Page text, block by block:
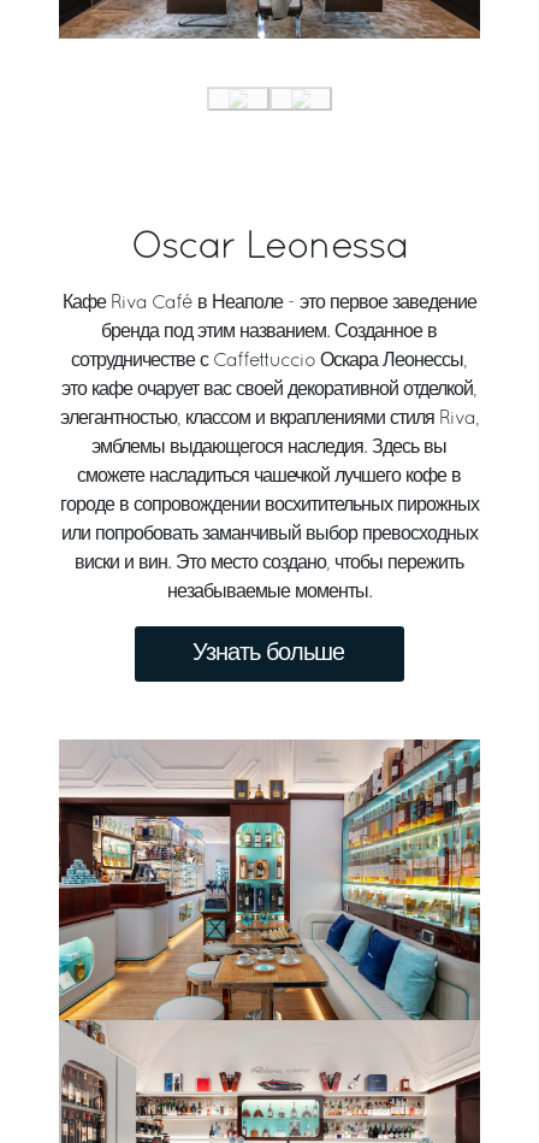
Oscar Leonessa
Кафе Riva Café в Неаполе - это первое заведение
бренда под этим названием. Созданное в
сотрудничестве с Caffettuccio Оскара Леонессы,
это кафе очарует вас своей декоративной отделкой,
элегантностью, классом и вкраплениями стиля Riva,
эмблемы выдающегося наследия. Здесь вы
сможете насладиться чашечкой лучшего кофе в
городе в сопровождении восхитительных пирожных
или попробовать заманчивый выбор превосходных
виски и вин. Это место создано, чтобы пережить
незабываемые моменты.
Узнать больше